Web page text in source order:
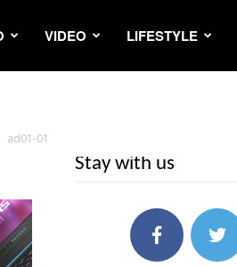
VIDEO LIFESTYLE
ad01-01
Stay with us